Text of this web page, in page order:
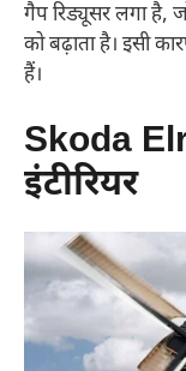
गैप रिड्यूसर लगा है,
को बढ़ाता है। इसी
हैं।
Skoda
इंटीरियर